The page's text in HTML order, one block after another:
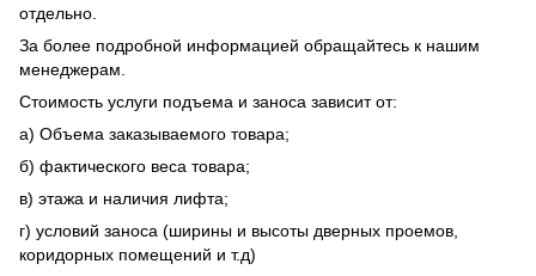
отдельно.
За более подробной информацией обращайтесь к нашим
менеджерам.
Стоимость услуги подъема и заноса зависит от:
а) Объема заказываемого товара;
б) фактического веса товара;
в) этажа и наличия лифта;
г) условий заноса (ширины и высоты дверных проемов,
коридорных помещений и т.д)